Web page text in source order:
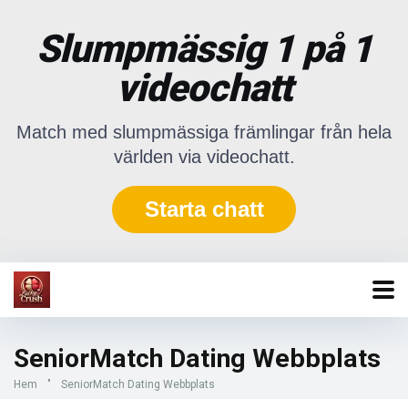
Slumpmässig 1 på 1
videochatt
Match med slumpmässiga främlingar från hela
världen via videochatt.
Starta chatt
SeniorMatch Dating Webbplats
Hem " SeniorMatch Dating Webbplats